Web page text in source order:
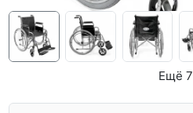
Ещё 7